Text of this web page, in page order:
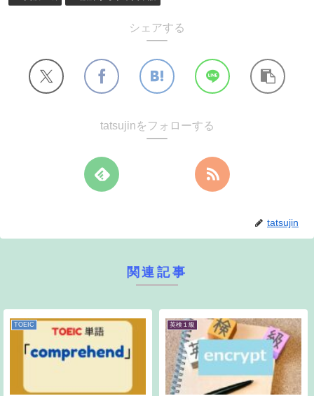
シェアする
tatsujinをフォローする
tatsujin
関連記事
TOEIC 英検１級